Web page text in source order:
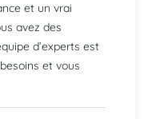
et un vrai
avez des
d’experts est
et vous